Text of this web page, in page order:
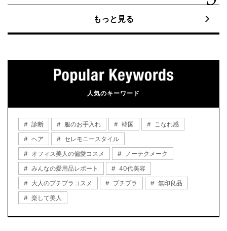
もっと見る
人気のキーワード
診断 服のお手入れ 韓国
こなれ感
ヘア
セレモニースタイル
オフィス美人の偏愛コスメ
ノーテクメーク
みんなの愛用品レポート
40代美容
大人のプチプラコスメ
プチプラ
無印良品
楽して美人